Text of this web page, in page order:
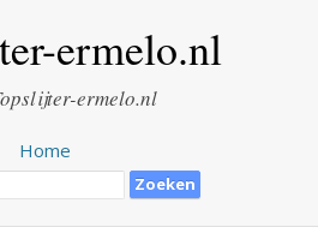
ermelo.nl
ermelo.nl
Home